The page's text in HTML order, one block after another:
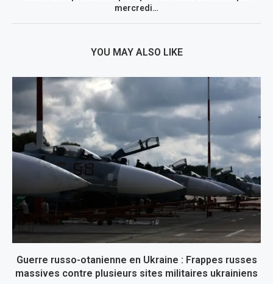
mercredi…
YOU MAY ALSO LIKE
Guerre russo-otanienne en Ukraine : Frappes russes
massives contre plusieurs sites militaires ukrainiens